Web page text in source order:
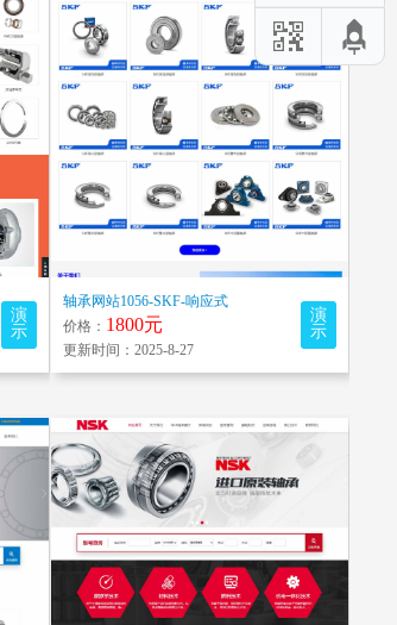
演
示
轴承网站1056-SKF-响应式
价格： 1800元
更新时间：2025-8-27
演
示